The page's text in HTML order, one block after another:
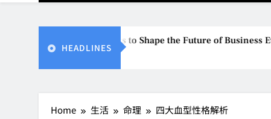
HEADLINES
Global Stakeholders to Shape the Future of Business Events
Home 生活 命理 四大血型性格解析